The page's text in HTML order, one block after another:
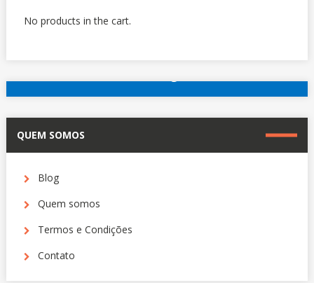
No products in the cart.
Outros hotéis em Paris
QUEM SOMOS
Blog
Quem somos
Termos e Condições
Contato